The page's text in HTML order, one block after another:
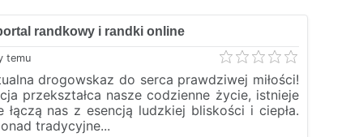
randkowy i randki online
temu
drogowskaz do serca prawdziwej miłości!
przekształca nasze codzienne życie, istnieje
nas z esencją ludzkiej bliskości i ciepła.
tradycyjne...